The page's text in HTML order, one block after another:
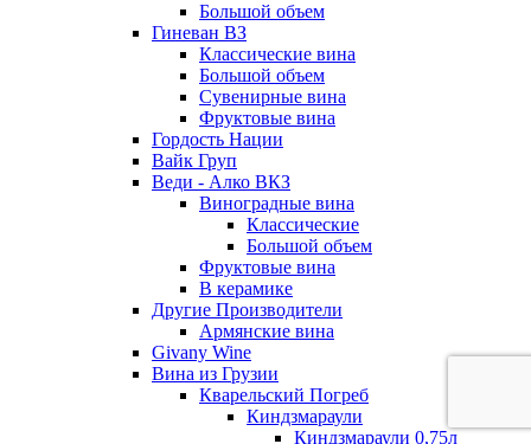
Большой объем
Гиневан ВЗ
Классические вина
Большой объем
Сувенирные вина
Фруктовые вина
Гордость Нации
Вайк Груп
Веди - Алко ВКЗ
Виноградные вина
Классические
Большой объем
Фруктовые вина
В керамике
Другие Производители
Армянские вина
Givany Wine
Вина из Грузии
Кварельский Погреб
Киндзмараули
Киндзмараули 0,75л